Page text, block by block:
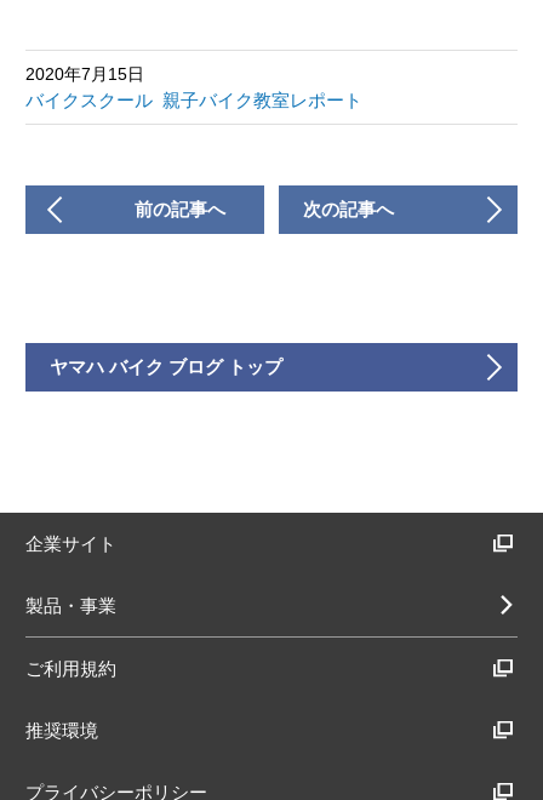
2020年7月15日
バイクスクール 親子バイク教室レポート
前の記事へ 次の記事へ
ヤマハ バイク ブログ トップ
企業サイト
製品・事業
ご利用規約
推奨環境
プライバシーポリシー